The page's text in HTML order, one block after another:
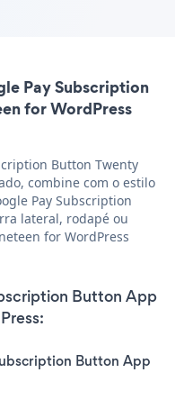
Pay Subscription
for WordPress
Button Twenty
combine com o estilo
Pay Subscription
lateral, rodapé ou
for WordPress
Button App
Button App